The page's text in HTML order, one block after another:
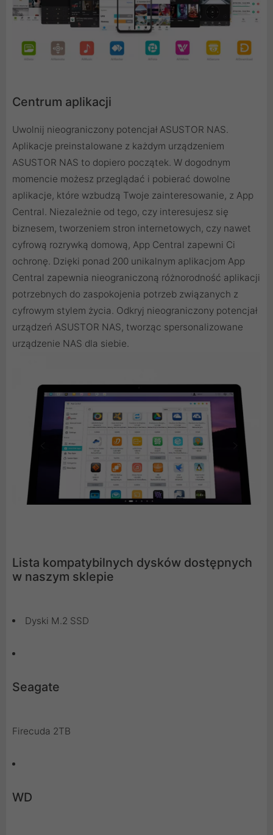
Centrum aplikacji
Uwolnij nieograniczony potencjał ASUSTOR NAS.
Aplikacje preinstalowane z każdym urządzeniem
ASUSTOR NAS to dopiero początek. W dogodnym
momencie możesz przeglądać i pobierać dowolne
aplikacje, które wzbudzą Twoje zainteresowanie, z App
Central. Niezależnie od tego, czy interesujesz się
biznesem, tworzeniem stron internetowych, czy nawet
cyfrową rozrywką domową, App Central zapewni Ci
ochronę. Dzięki ponad 200 unikalnym aplikacjom App
Central zapewnia nieograniczoną różnorodność aplikacji
potrzebnych do zaspokojenia potrzeb związanych z
cyfrowym stylem życia. Odkryj nieograniczony potencjał
urządzeń ASUSTOR NAS, tworząc spersonalizowane
urządzenie NAS dla siebie.
Lista kompatybilnych dysków dostępnych
w naszym sklepie
Dyski M.2 SSD
Seagate
Firecuda 2TB
WD